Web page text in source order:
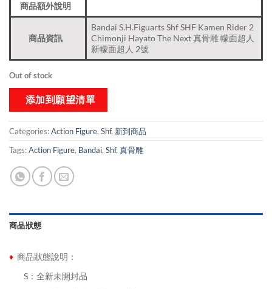
商品額外說明
商品資訊
Bandai S.H.Figuarts Shf SHF Kamen Rider 2
Chimonji Hayato The Next 真骨雕 幪面超人
新幪面超人 2號
Out of stock
添加到願望清單
Categories:Action Figure, Shf, 新到商品​
Tags:Action Figure, Bandai, Shf, 真骨雕
商品狀態
♦ 商品狀態說明：
S：全新未開封品